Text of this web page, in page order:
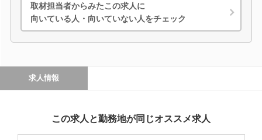
取材担当者からみたこの求人に
向いている人・向いていない人をチェック
求人情報
この求人と勤務地が同じオススメ求人